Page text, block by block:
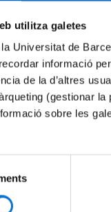
utilitza galetes
Universitat de
informació
de la d’altres
(gestionar
sobre les
sobre el
i les